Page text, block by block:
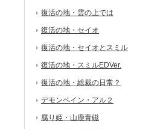
復活の地・雲の上では
復活の地・セイオ
復活の地・セイオとスミル
復活の地・スミルEDVer.
復活の地・総裁の日常？
デモンベイン・アル２
腐り姫・山鹿青磁